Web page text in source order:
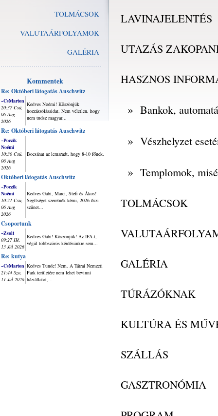
TOLMÁCSOK
VALUTAÁRFOLYAMOK
GALÉRIA
Kommentek
Re: Októberi látogatás Auschwitz
~CsMarton
20:37 Csü,
06 Aug
2026
Kedves Noémi! Köszönjük
hozzászólásaidat. Nem véletlen, hogy
nem tudsz magyar...
Re: Októberi látogatás Auschwitz
~Poczik
Noémi
10:30 Csü,
06 Aug
2026
Bocsánat az lemaradt, hogy 8-10 főnek.
Októberi látogatás Auschwitz
~Poczik
Noémi
10:21 Csü,
06 Aug
2026
Kedves Gabi, Marci, Stefi és Ákos!
Segítséget szeretnék kérni, 2026 őszi
szünet...
Csoportunk
~Zsolt
09:27 Hé,
13 Júl 2026
Kedves Gabi! Köszönjük! Az IFA-t,
végül többszörös kérdésünkre sem...
Re: kutya
~CsMarton
21:44 Szo,
11 Júl 2026
Kedves Tünde! Nem. A Tátrai Nemzeti
Park területére nem lehet bevinni
háziállatot,...
LAVINAJELENTÉS
UTAZÁS
HASZNOS
» Bankok,
» Vészhelyzet
» Templomok,
TOLMÁCSOK
GALÉRIA
TÚRÁZÓKNAK
KULTÚRA ÉS
SZÁLLÁS
GASZTRONÓMIA